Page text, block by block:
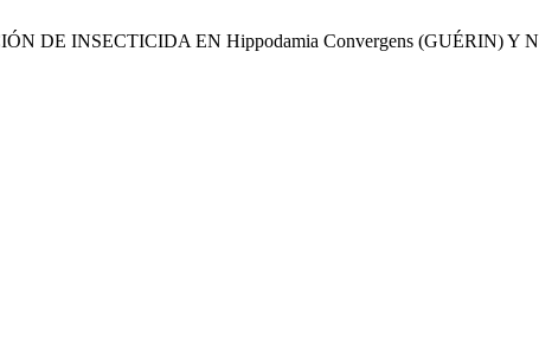
DE INSECTICIDA EN Hippodamia Convergens (GUÉRIN) Y